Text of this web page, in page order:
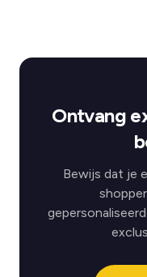
Ontvang
Bewijs dat je